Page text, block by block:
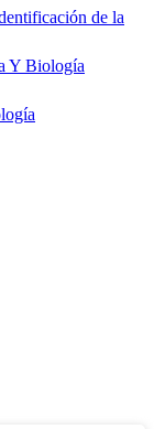
de la
Y Biología